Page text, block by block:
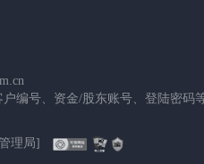
编号、资金/股东账号、登陆密码
理局]